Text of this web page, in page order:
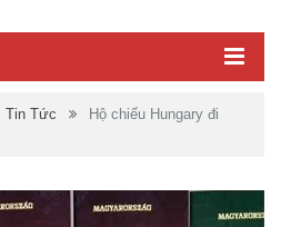
Tin Tức
Hộ chiếu Hungary đi